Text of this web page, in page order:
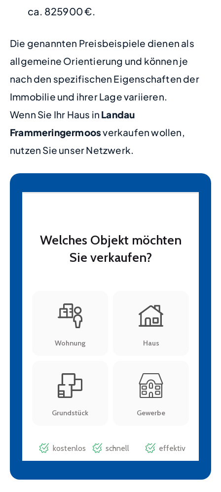
ca. 825900 €.
Die genannten Preisbeispiele dienen als
allgemeine Orientierung und können je
nach den spezifischen Eigenschaften der
Immobilie und ihrer Lage variieren.
Wenn Sie Ihr Haus in Landau
Frammeringermoosverkaufen wollen,
nutzen Sie unser Netzwerk.